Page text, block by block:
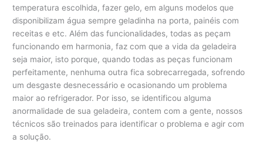
temperatura escolhida, fazer gelo, em alguns modelos que
disponibilizam água sempre geladinha na porta, painéis com
receitas e etc. Além das funcionalidades, todas as peçam
funcionando em harmonia, faz com que a vida da geladeira
seja maior, isto porque, quando todas as peças funcionam
perfeitamente, nenhuma outra fica sobrecarregada, sofrendo
um desgaste desnecessário e ocasionando um problema
maior ao refrigerador. Por isso, se identificou alguma
anormalidade de sua geladeira, contem com a gente, nossos
técnicos são treinados para identificar o problema e agir com
a solução.